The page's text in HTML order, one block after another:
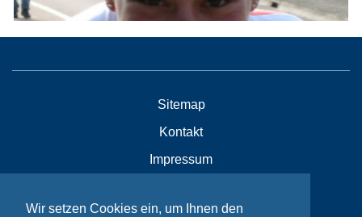
Wir setzen Cookies ein, um Ihnen den
Sitemap
Kontakt
Impressum